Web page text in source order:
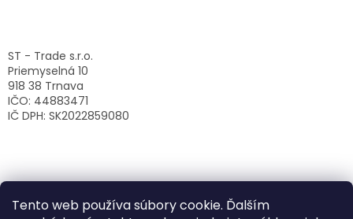
Tento web používa súbory cookie. Ďalším
ST - Trade s.r.o.
Priemyselná 10
918 38 Trnava
IČO: 44883471
IČ DPH: SK2022859080